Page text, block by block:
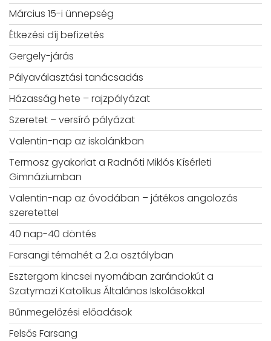
Március 15-i ünnepség
Étkezési díj befizetés
Gergely-járás
Pályaválasztási tanácsadás
Házasság hete – rajzpályázat
Szeretet – versíró pályázat
Valentin-nap az iskolánkban
Termosz gyakorlat a Radnóti Miklós Kísérleti
Gimnáziumban
Valentin-nap az óvodában – játékos angolozás
szeretettel
40 nap-40 döntés
Farsangi témahét a 2.a osztályban
Esztergom kincsei nyomában zarándokút a
Szatymazi Katolikus Általános Iskolásokkal
Bűnmegelőzési előadások
Felsős Farsang